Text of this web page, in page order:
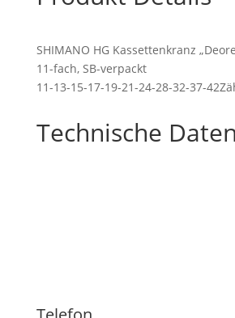
SHIMANO HG Kassettenkranz
11-fach, SB-verpackt
11-13-15-17-19-21-24-28-32-37-
Technische Daten